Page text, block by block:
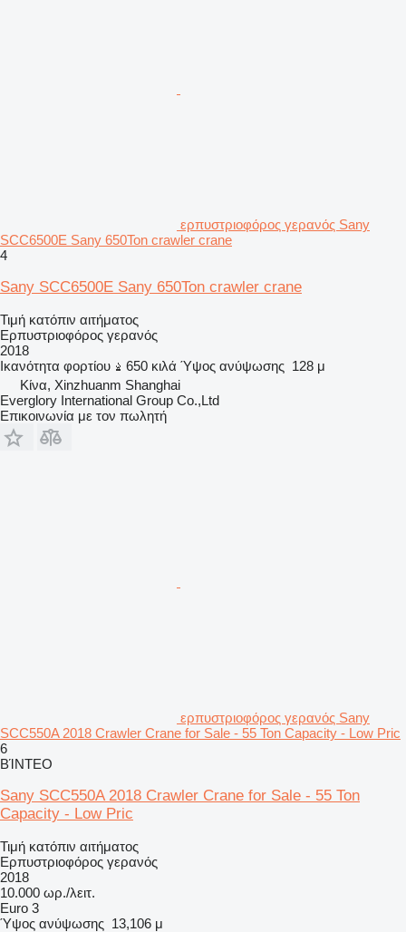
ερπυστριοφόρος γερανός Sany
SCC6500E Sany 650Ton crawler crane
4
Sany SCC6500E Sany 650Ton crawler crane
Τιμή κατόπιν αιτήματος
Ερπυστριοφόρος γερανός
2018
Ικανότητα φορτίου
650 κιλά Ύψος ανύψωσης 128 μ
Κίνα, Xinzhuanm Shanghai
Everglory International Group Co.,Ltd
Επικοινωνία με τον πωλητή
ερπυστριοφόρος γερανός Sany
SCC550A 2018 Crawler Crane for Sale - 55 Ton Capacity - Low Pric
6
ΒΊΝΤΕΟ
Sany SCC550A 2018 Crawler Crane for Sale - 55 Ton
Capacity - Low Pric
Τιμή κατόπιν αιτήματος
Ερπυστριοφόρος γερανός
2018
10.000 ωρ./λειτ.
Euro 3
Ύψος ανύψωσης 13,106 μ